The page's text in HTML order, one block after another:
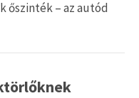
őszinték – az autód